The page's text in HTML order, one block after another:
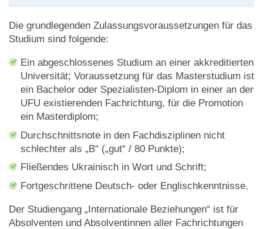
Schlichtung internationaler
Konflikte
Internationales
Vertragsrecht
4 Kredite
Internationales
Handelsschiedsgericht
Internationale
Unternehmensfinanzen
4 Kredite
Die grundlegenden Zulassungsvoraussetzungen für das
Studium sind folgende:
Ein abgeschlossenes Studium an einer akkreditierten
Universität; Voraussetzung für das Masterstudium ist
ein Bachelor oder Spezialisten-Diplom in einer an der
UFU existierenden Fachrichtung, für die Promotion
ein Masterdiplom;
Durchschnittsnote in den Fachdisziplinen nicht
schlechter als „В“ („gut“ / 80 Punkte);
Fließendes Ukrainisch in Wort und Schrift;
Fortgeschrittene Deutsch- oder Englischkenntnisse.
Der Studiengang „Internationale Beziehungen“ ist für
Absolventen und Absolventinnen aller Fachrichtungen